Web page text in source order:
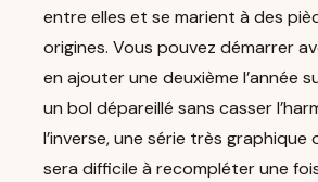
entre elles et se marient à des
origines. Vous pouvez démarrer
en ajouter une deuxième l’année
un bol dépareillé sans casser
l’inverse, une série très graphique
sera difficile à recompléter une